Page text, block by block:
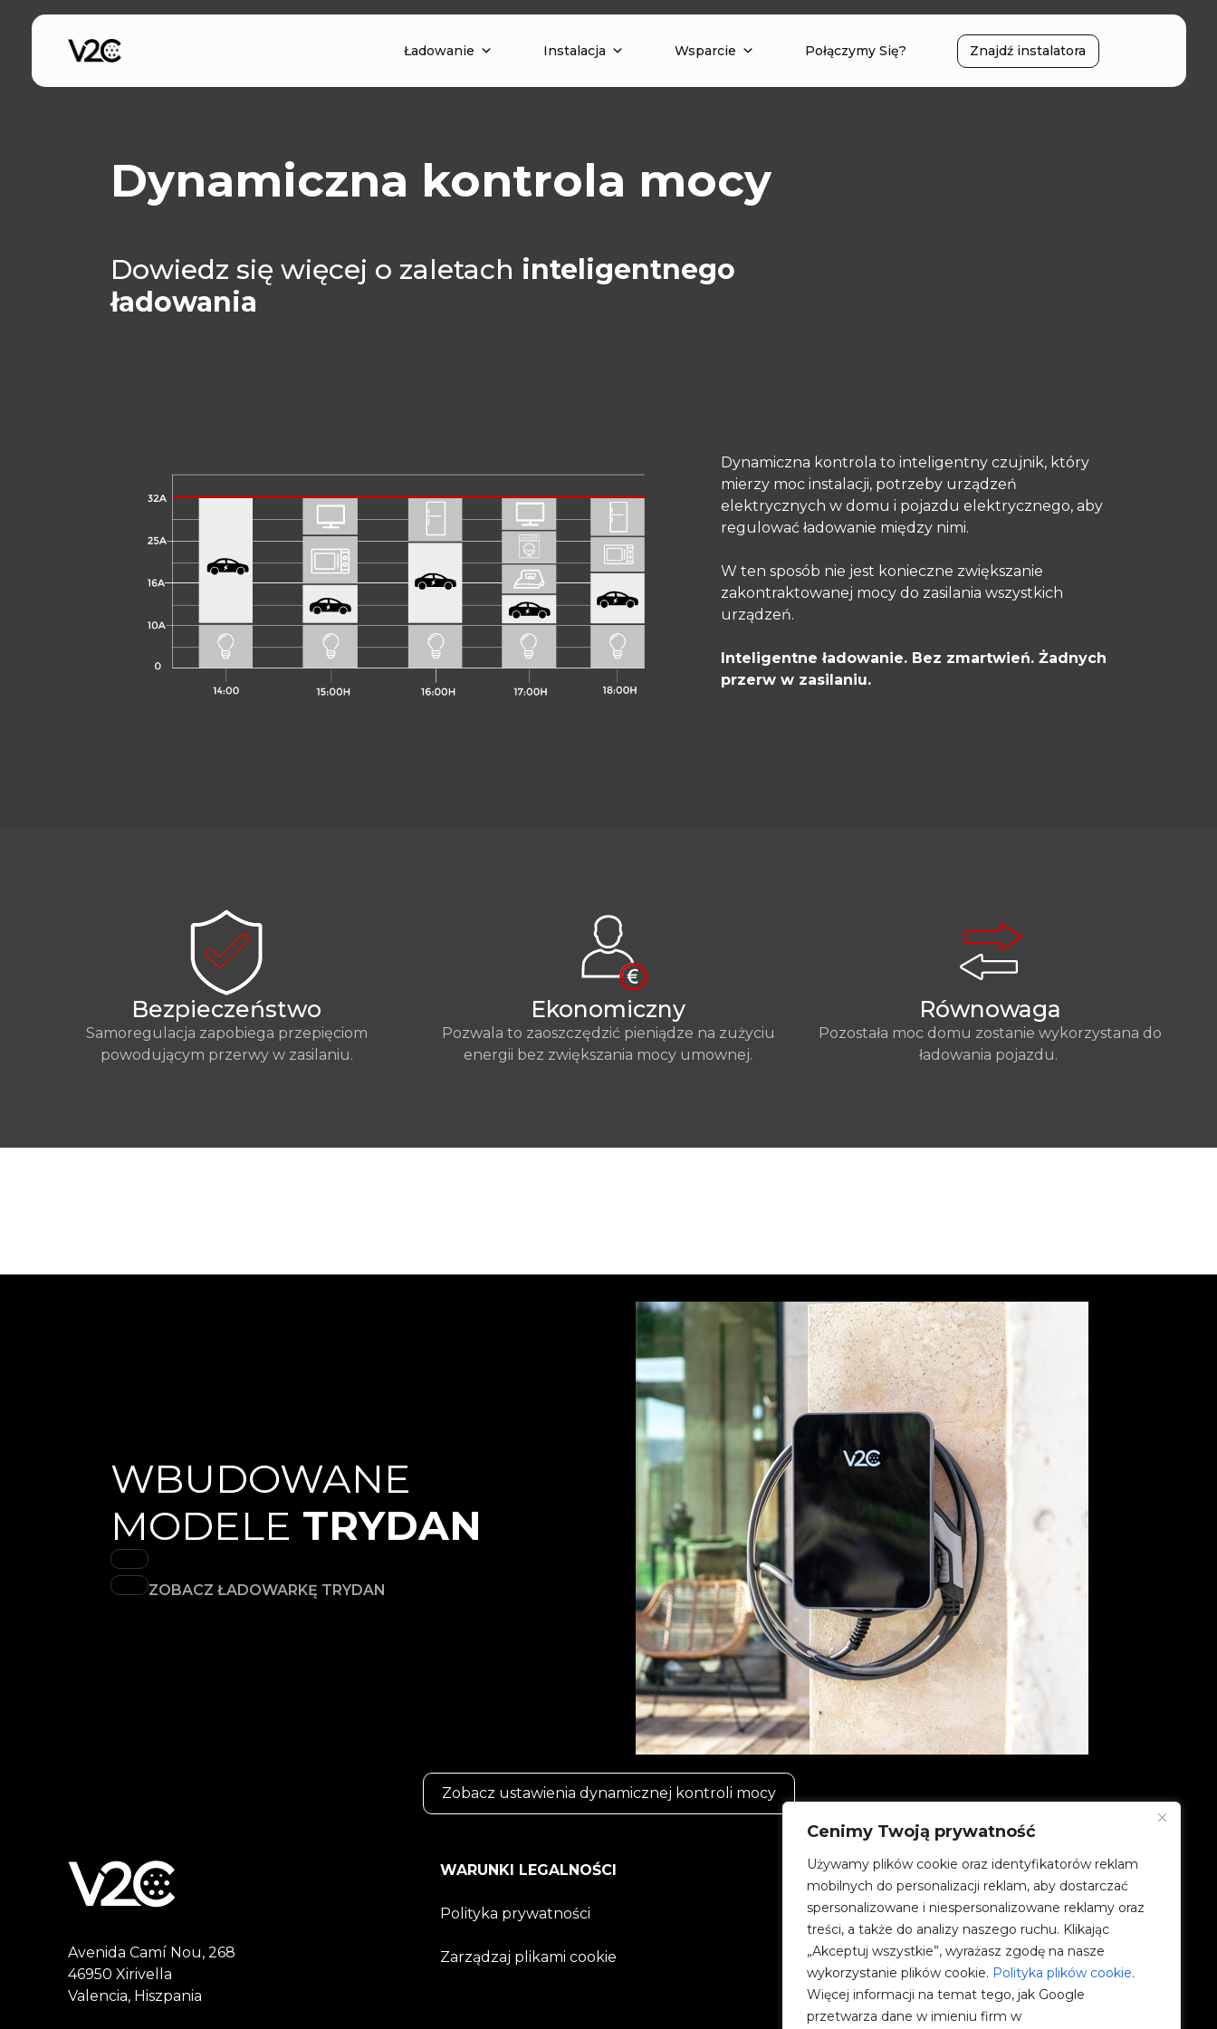
Cenimy Twoją prywatność
Używamy plików cookie oraz identyfikatorów reklam
mobilnych do personalizacji reklam, aby dostarczać
spersonalizowane i niespersonalizowane reklamy oraz
treści, a także do analizy naszego ruchu. Klikając
„Akceptuj wszystkie”, wyrażasz zgodę na nasze
wykorzystanie plików cookie. Polityka plików cookie.
Więcej informacji na temat tego, jak Google
przetwarza dane w imieniu firm w
Ładowanie Instalacja Wsparcie Połączymy Się? Znajdź instalatora
Dynamiczna kontrola mocy
Dowiedz się więcej o zaletach inteligentnego
ładowania
Dynamiczna kontrola to inteligentny czujnik, który
mierzy moc instalacji, potrzeby urządzeń
elektrycznych w domu i pojazdu elektrycznego, aby
regulować ładowanie między nimi.
W ten sposób nie jest konieczne zwiększanie
zakontraktowanej mocy do zasilania wszystkich
urządzeń.
Inteligentne ładowanie. Bez zmartwień. Żadnych
przerw w zasilaniu.
Bezpieczeństwo
Samoregulacja zapobiega przepięciom
powodującym przerwy w zasilaniu.
Ekonomiczny
Pozwala to zaoszczędzić pieniądze na zużyciu
energii bez zwiększania mocy umownej.
Równowaga
Pozostała moc domu zostanie wykorzystana do
ładowania pojazdu.
WBUDOWANE
MODELE TRYDAN
ZOBACZ ŁADOWARKĘ TRYDAN
Zobacz ustawienia dynamicznej kontroli mocy
Avenida Camí Nou, 268
46950 Xirivella
Valencia, Hiszpania
WARUNKI LEGALNOŚCI
Polityka prywatności
Zarządzaj plikami cookie
FIRMA
Społeczności V2C
e-Chargers
V2C Cloud